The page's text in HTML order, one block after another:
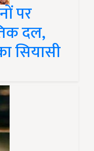
पर
दल,
सियासी